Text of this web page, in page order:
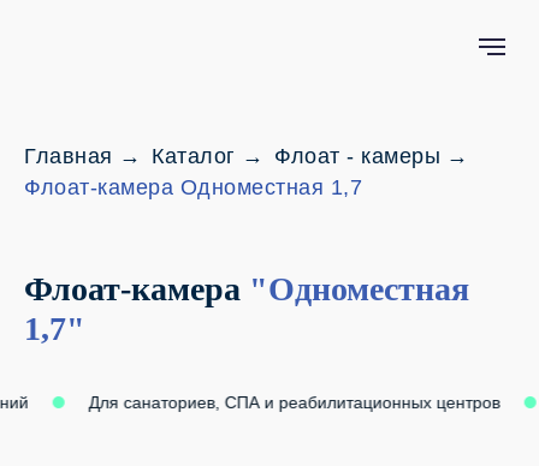
Главная → Каталог → Флоат - камеры →
Флоат-камера Одноместная 1,7
Флоат-камера "Одноместная
1,7"
Для санаториев, СПА и реабилитационных центров